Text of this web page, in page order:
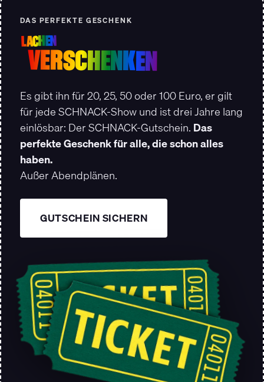
DAS PERFEKTE GESCHENK
LACHEN
VERSCHENKEN
Es gibt ihn für 20, 25, 50 oder 100 Euro, er gilt
für jede SCHNACK-Show und ist drei Jahre lang
einlösbar: Der SCHNACK-Gutschein. Das
perfekte Geschenk für alle, die schon alles
haben.
Außer Abendplänen.
GUTSCHEIN SICHERN